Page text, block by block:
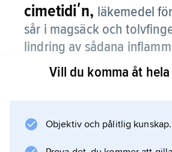
cimetidiʹn, läkemedel
sår i magsäck och
lindring av sådana
förändringar i matstrupen
av sura uppstötningar.
tarmkanalens
Vill du komma åt
Objektiv och pålitlig kunskap.